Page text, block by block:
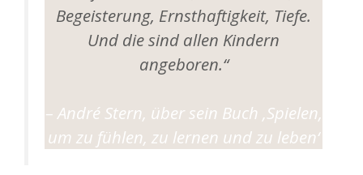
Begeisterung, Ernsthaftigkeit, Tiefe.
Und die sind allen Kindern
angeboren.“
– André Stern, über sein Buch ‚Spielen,
um zu fühlen, zu lernen und zu leben‘